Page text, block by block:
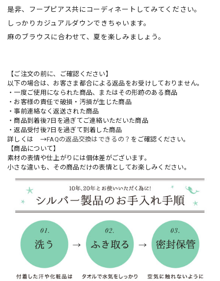
是非、フープピアス共にコーディネートしてみてください。
しっかりカジュアルダウンできちゃいます。
麻のブラウスに合わせて、夏を楽しみましょう。
【ご注文の前に、ご確認ください】
以下の場合は、お客さま都合による返品をお受けしておりません。
・一度ご使用になられた商品、またはその形跡のある商品
・お客様の責任で破損・汚損が生じた商品
・事前連絡なく返送された商品
・商品到着後7日を過ぎてご連絡いただいた商品
・返品受付後7日を過ぎて到着した商品
詳しくは →FAQの返品交換はできるの？ をご確認ください。
【商品について】
素材の表情や仕上がりには個体差がございます。
小さな違いも、その商品だけの表情としてお楽しみください。